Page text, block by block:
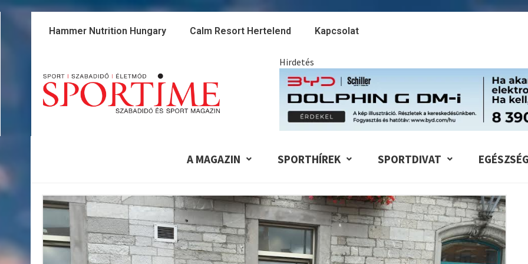
Skip
Hammer Nutrition Hungary Calm Resort Hertelend Kapcsolat
Hirdetés
A MAGAZIN SPORTHÍREK SPORTDIVAT EGÉSZSÉG